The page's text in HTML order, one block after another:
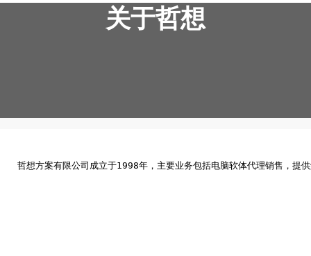
关于哲想
哲想方案有限公司成立于1998年，主要业务包括电脑软体代理销售，提